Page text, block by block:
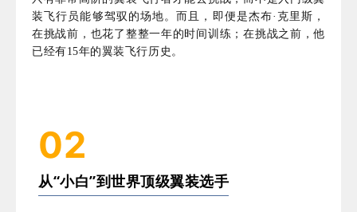
装飞行员能够驾驭的场地。而且，即便是杰布·克里斯，
在挑战前，也花了整整一年的时间训练；在挑战之前，他
已经有15年的翼装飞行历史。
02
从“小白”到世界顶级翼装选手